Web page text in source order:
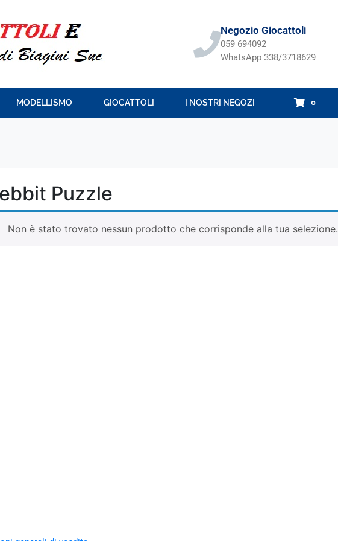
Negozio Giocattoli
059 694092
WhatsApp 338/3718629
MODELLISMO GIOCATTOLI I NOSTRI NEGOZI 0
Puzzle
Non è stato trovato nessun prodotto che corrisponde alla tua selezione.